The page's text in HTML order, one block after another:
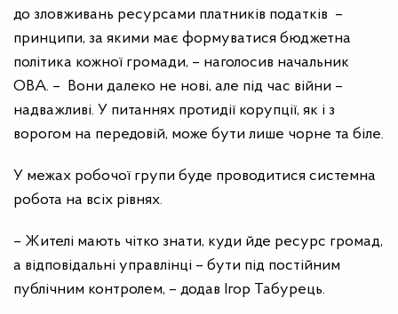
до зловживань ресурсами платників податків –
принципи, за якими має формуватися бюджетна
політика кожної громади, – наголосив начальник
ОВА. – Вони далеко не нові, але під час війни –
надважливі. У питаннях протидії корупції, як і з
ворогом на передовій, може бути лише чорне та біле.
У межах робочої групи буде проводитися системна
робота на всіх рівнях.
– Жителі мають чітко знати, куди йде ресурс громад,
а відповідальні управлінці – бути під постійним
публічним контролем, – додав Ігор Табурець.